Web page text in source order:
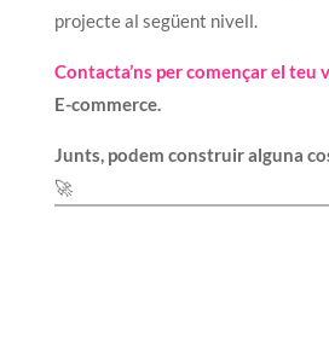
projecte al següent nivell.
Contacta’ns per començar el teu
E-commerce.
Junts, podem construir alguna
🚀